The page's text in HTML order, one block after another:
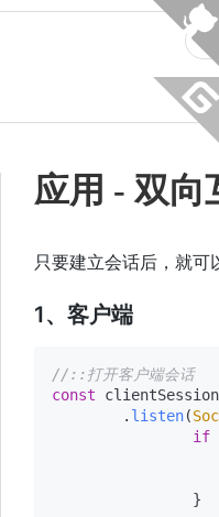
应用 - 双向
只要建立会话后，就
1、客户端
//::打开客户端会话
const
        .
listen(
if
                }